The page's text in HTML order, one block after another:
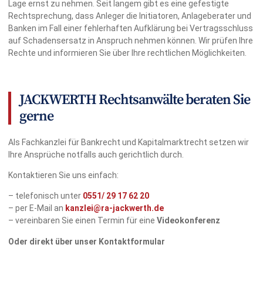
Lage ernst zu nehmen. Seit langem gibt es eine gefestigte
Rechtsprechung, dass Anleger die Initiatoren, Anlageberater und
Banken im Fall einer fehlerhaften Aufklärung bei Vertragsschluss
auf Schadensersatz in Anspruch nehmen können. Wir prüfen Ihre
Rechte und informieren Sie über Ihre rechtlichen Möglichkeiten.
JACKWERTH Rechtsanwälte beraten Sie
gerne
Als Fachkanzlei für Bankrecht und Kapitalmarktrecht setzen wir
Ihre Ansprüche notfalls auch gerichtlich durch.
Kontaktieren Sie uns einfach:
– telefonisch unter 0551/ 29 17 62 20
– per E-Mail an kanzlei@ra-jackwerth.de
– vereinbaren Sie einen Termin für eine Videokonferenz
Oder direkt über unser Kontaktformular